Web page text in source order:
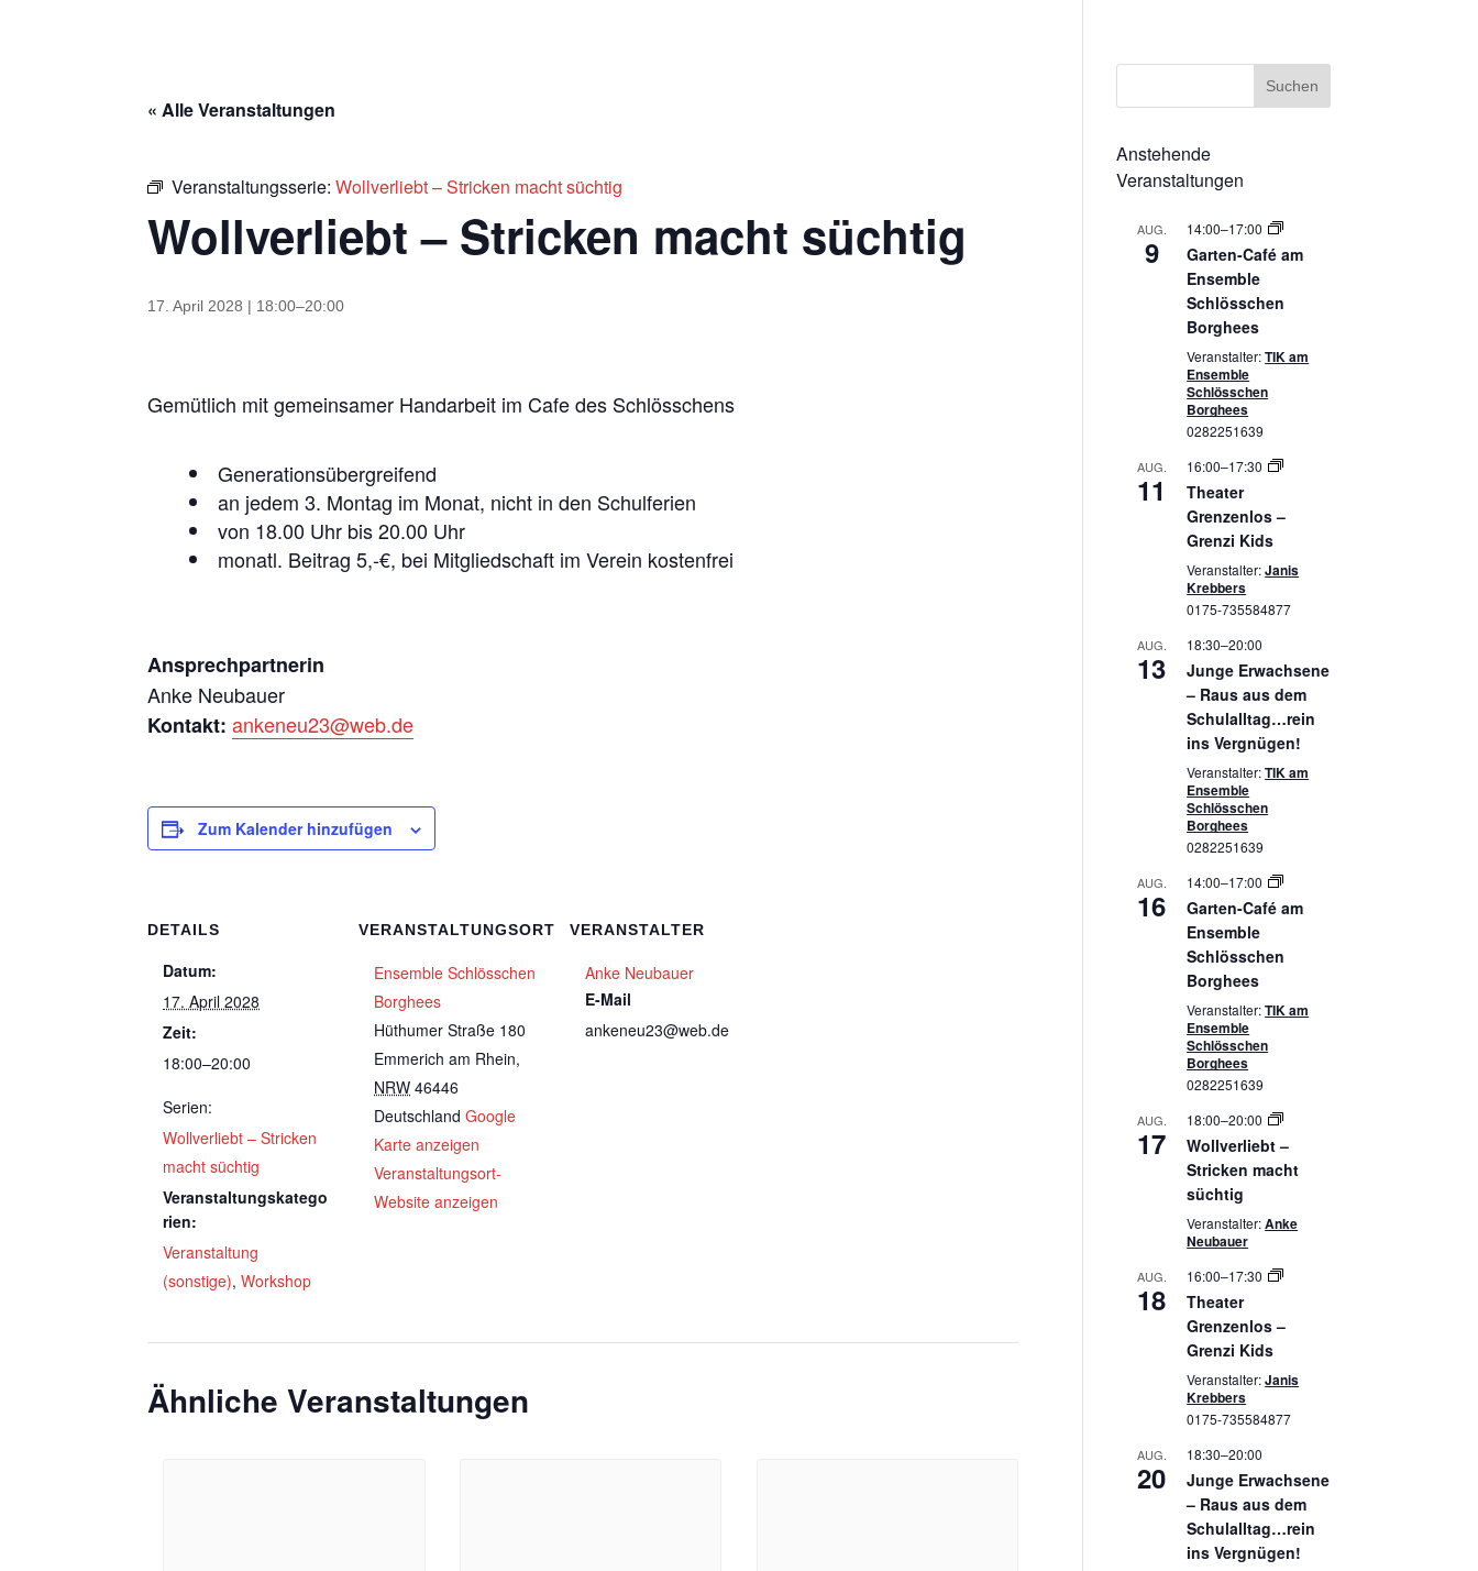
« Alle Veranstaltungen
Veranstaltungsserie:Wollverliebt – Stricken macht süchtig
Wollverliebt – Stricken macht süchtig
17. April 2028 | 18:00–20:00
Gemütlich mit gemeinsamer Handarbeit im Cafe des Schlösschens
Generationsübergreifend
an jedem 3. Montag im Monat, nicht in den Schulferien
von 18.00 Uhr bis 20.00 Uhr
monatl. Beitrag 5,-€, bei Mitgliedschaft im Verein kostenfrei
Ansprechpartnerin
Anke Neubauer
Kontakt:ankeneu23@web.de
Zum Kalender hinzufügen
DETAILS
Datum:
17. April 2028
Zeit:
18:00–20:00
Serien:
Wollverliebt – Stricken
macht süchtig
Veranstaltungskatego
rien:
Veranstaltung
(sonstige),Workshop
VERANSTALTUNGSORT
Ensemble Schlösschen
Borghees
Hüthumer Straße 180
Emmerich am Rhein,
NRW 46446
Deutschland Google
Karte anzeigen
Veranstaltungsort-
Website anzeigen
VERANSTALTER
Anke Neubauer
E-Mail
ankeneu23@web.de
Ähnliche Veranstaltungen
Anstehende
Veranstaltungen
AUG.
9
14:00–17:00
Garten-Café am
Ensemble
Schlösschen
Borghees
Veranstalter:TIK am
Ensemble
Schlösschen
Borghees
0282251639
AUG.
11
16:00–17:30
Theater
Grenzenlos –
Grenzi Kids
Veranstalter:Janis
Krebbers
0175-735584877
AUG.
13
18:30–20:00
Junge Erwachsene
– Raus aus dem
Schulalltag…rein
ins Vergnügen!
Veranstalter:TIK am
Ensemble
Schlösschen
Borghees
0282251639
AUG.
16
14:00–17:00
Garten-Café am
Ensemble
Schlösschen
Borghees
Veranstalter:TIK am
Ensemble
Schlösschen
Borghees
0282251639
AUG.
17
18:00–20:00
Wollverliebt –
Stricken macht
süchtig
Veranstalter:Anke
Neubauer
AUG.
18
16:00–17:30
Theater
Grenzenlos –
Grenzi Kids
Veranstalter:Janis
Krebbers
0175-735584877
AUG.
20
18:30–20:00
Junge Erwachsene
– Raus aus dem
Schulalltag…rein
ins Vergnügen!